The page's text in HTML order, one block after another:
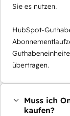
Sie es nutzen.
HubSpot-
übertragen.
Muss ich
kaufen?